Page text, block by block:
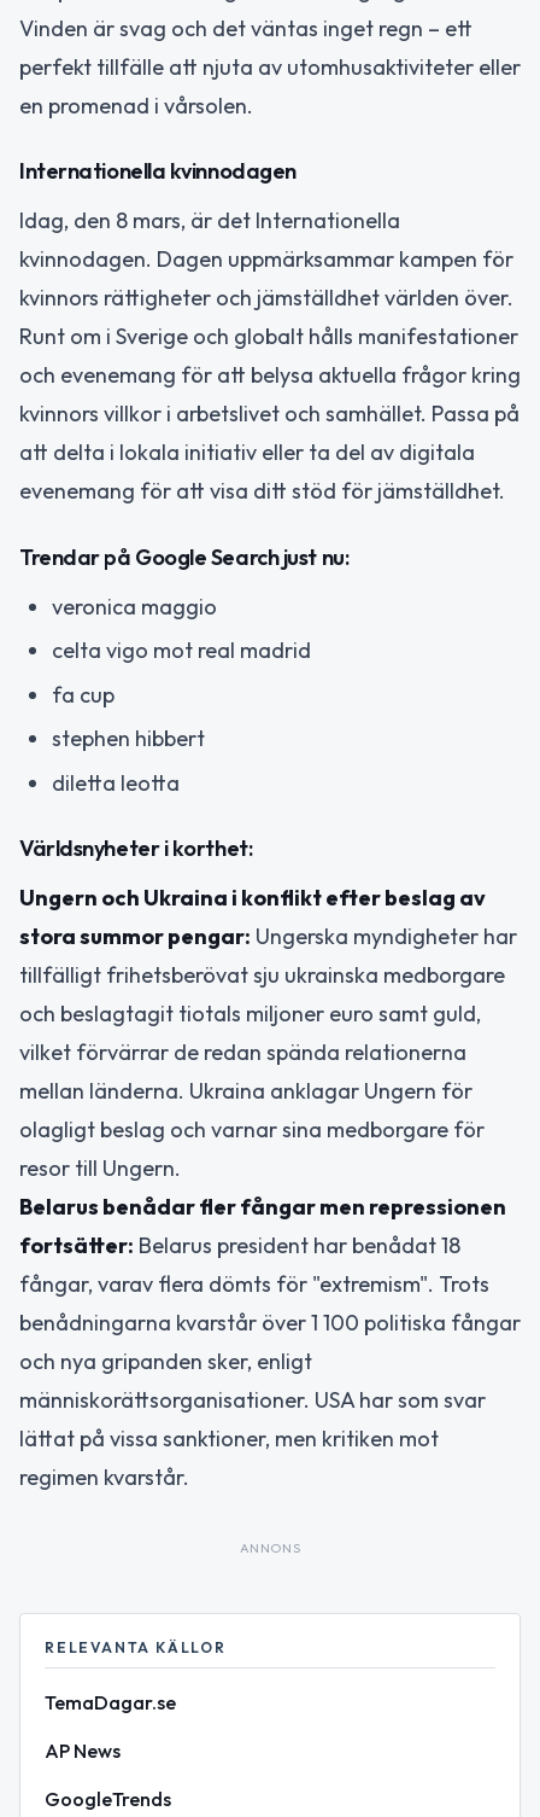
Vinden är svag och det väntas inget regn – ett
perfekt tillfälle att njuta av utomhusaktiviteter eller
en promenad i vårsolen.
Internationella kvinnodagen
Idag, den 8 mars, är det Internationella
kvinnodagen. Dagen uppmärksammar kampen för
kvinnors rättigheter och jämställdhet världen över.
Runt om i Sverige och globalt hålls manifestationer
och evenemang för att belysa aktuella frågor kring
kvinnors villkor i arbetslivet och samhället. Passa på
att delta i lokala initiativ eller ta del av digitala
evenemang för att visa ditt stöd för jämställdhet.
Trendar på Google Search just nu:
veronica maggio
celta vigo mot real madrid
fa cup
stephen hibbert
diletta leotta
Världsnyheter i korthet:
Ungern och Ukraina i konflikt efter beslag av
stora summor pengar: Ungerska myndigheter har
tillfälligt frihetsberövat sju ukrainska medborgare
och beslagtagit tiotals miljoner euro samt guld,
vilket förvärrar de redan spända relationerna
mellan länderna. Ukraina anklagar Ungern för
olagligt beslag och varnar sina medborgare för
resor till Ungern.
Belarus benådar fler fångar men repressionen
fortsätter: Belarus president har benådat 18
fångar, varav flera dömts för "extremism". Trots
benådningarna kvarstår över 1 100 politiska fångar
och nya gripanden sker, enligt
människorättsorganisationer. USA har som svar
lättat på vissa sanktioner, men kritiken mot
regimen kvarstår.
ANNONS
RELEVANTA KÄLLOR
TemaDagar.se
AP News
GoogleTrends